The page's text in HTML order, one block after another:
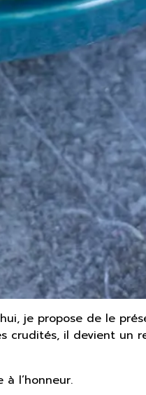
je propose de le
crudités, il devient un
l’honneur.